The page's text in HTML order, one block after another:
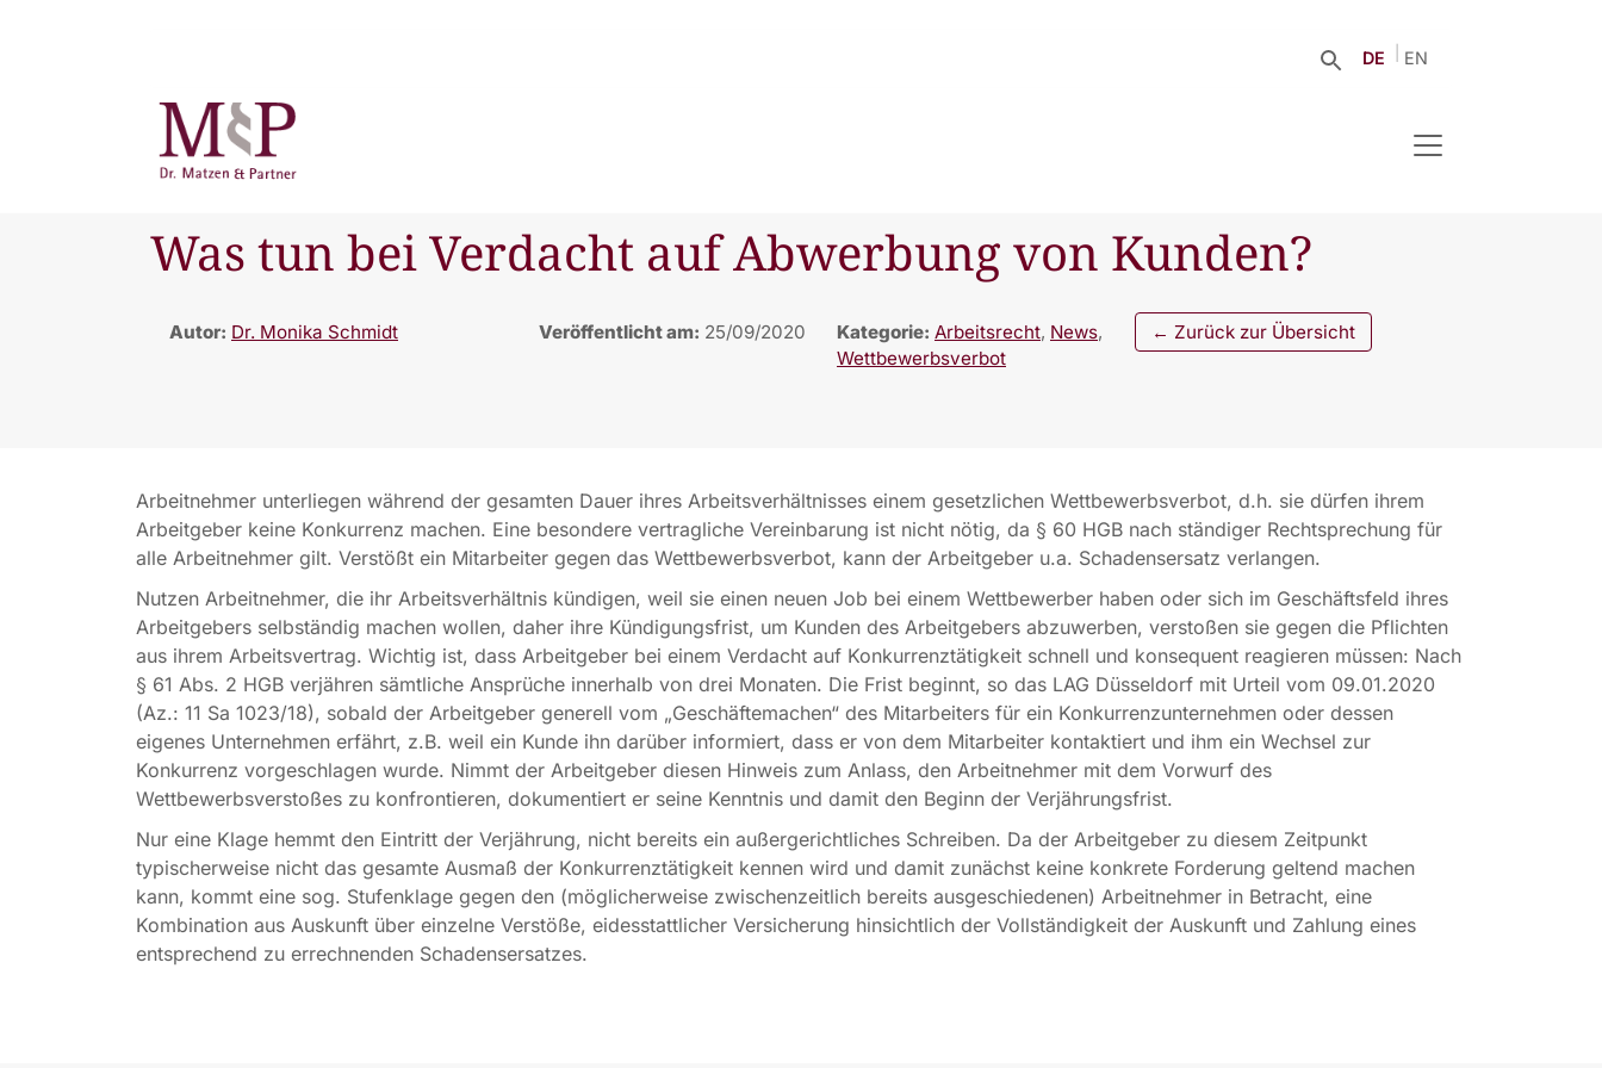
DE EN
Was tun bei Verdacht auf Abwerbung von Kunden?
Autor: Dr. Monika Schmidt Veröffentlicht am: 25/09/2020 Kategorie: Arbeitsrecht, News,
Wettbewerbsverbot
← Zurück zur Übersicht
Arbeitnehmer unterliegen während der gesamten Dauer ihres Arbeitsverhältnisses einem gesetzlichen Wettbewerbsverbot, d.h. sie dürfen ihrem
Arbeitgeber keine Konkurrenz machen. Eine besondere vertragliche Vereinbarung ist nicht nötig, da § 60 HGB nach ständiger Rechtsprechung für
alle Arbeitnehmer gilt. Verstößt ein Mitarbeiter gegen das Wettbewerbsverbot, kann der Arbeitgeber u.a. Schadensersatz verlangen.
Nutzen Arbeitnehmer, die ihr Arbeitsverhältnis kündigen, weil sie einen neuen Job bei einem Wettbewerber haben oder sich im Geschäftsfeld ihres
Arbeitgebers selbständig machen wollen, daher ihre Kündigungsfrist, um Kunden des Arbeitgebers abzuwerben, verstoßen sie gegen die Pflichten
aus ihrem Arbeitsvertrag. Wichtig ist, dass Arbeitgeber bei einem Verdacht auf Konkurrenztätigkeit schnell und konsequent reagieren müssen: Nach
§ 61 Abs. 2 HGB verjähren sämtliche Ansprüche innerhalb von drei Monaten. Die Frist beginnt, so das LAG Düsseldorf mit Urteil vom 09.01.2020
(Az.: 11 Sa 1023/18), sobald der Arbeitgeber generell vom „Geschäftemachen“ des Mitarbeiters für ein Konkurrenzunternehmen oder dessen
eigenes Unternehmen erfährt, z.B. weil ein Kunde ihn darüber informiert, dass er von dem Mitarbeiter kontaktiert und ihm ein Wechsel zur
Konkurrenz vorgeschlagen wurde. Nimmt der Arbeitgeber diesen Hinweis zum Anlass, den Arbeitnehmer mit dem Vorwurf des
Wettbewerbsverstoßes zu konfrontieren, dokumentiert er seine Kenntnis und damit den Beginn der Verjährungsfrist.
Nur eine Klage hemmt den Eintritt der Verjährung, nicht bereits ein außergerichtliches Schreiben. Da der Arbeitgeber zu diesem Zeitpunkt
typischerweise nicht das gesamte Ausmaß der Konkurrenztätigkeit kennen wird und damit zunächst keine konkrete Forderung geltend machen
kann, kommt eine sog. Stufenklage gegen den (möglicherweise zwischenzeitlich bereits ausgeschiedenen) Arbeitnehmer in Betracht, eine
Kombination aus Auskunft über einzelne Verstöße, eidesstattlicher Versicherung hinsichtlich der Vollständigkeit der Auskunft und Zahlung eines
entsprechend zu errechnenden Schadensersatzes.